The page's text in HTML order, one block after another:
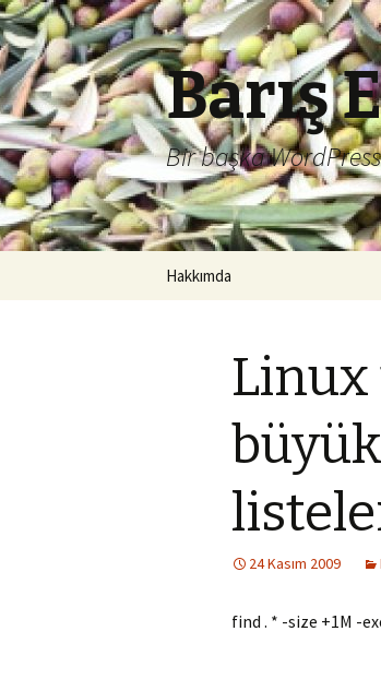
Barış
Bir başka
Hakkımda
24 Kasım 2009
find . * -size +1M -